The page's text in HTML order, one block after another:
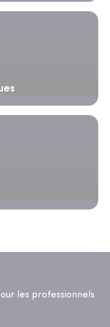
les professionnels